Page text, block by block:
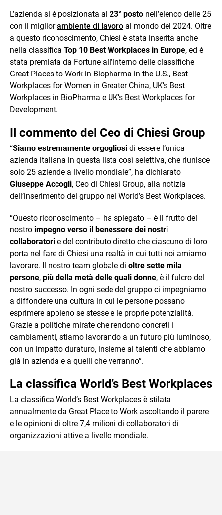
L’azienda si è posizionata al 23° posto nell’elenco delle 25
con il migliorambiente di lavoro al mondo del 2024. Oltre
a questo riconoscimento, Chiesi è stata inserita anche
nella classifica Top 10 Best Workplaces in Europe, ed è
stata premiata da Fortune all’interno delle classifiche
Great Places to Work in Biopharma in the U.S., Best
Workplaces for Women in Greater China, UK’s Best
Workplaces in BioPharma e UK’s Best Workplaces for
Development.
Il commento del Ceo di Chiesi Group
“Siamo estremamente orgogliosi di essere l’unica
azienda italiana in questa lista così selettiva, che riunisce
solo 25 aziende a livello mondiale”, ha dichiarato
Giuseppe Accogli, Ceo di Chiesi Group, alla notizia
dell’inserimento del gruppo nel World’s Best Workplaces.
“Questo riconoscimento – ha spiegato – è il frutto del
nostro impegno verso il benessere dei nostri
collaboratori e del contributo diretto che ciascuno di loro
porta nel fare di Chiesi una realtà in cui tutti noi amiamo
lavorare. Il nostro team globale di oltre sette mila
persone, più della metà delle quali donne, è il fulcro del
nostro successo. In ogni sede del gruppo ci impegniamo
a diffondere una cultura in cui le persone possano
esprimere appieno se stesse e le proprie potenzialità.
Grazie a politiche mirate che rendono concreti i
cambiamenti, stiamo lavorando a un futuro più luminoso,
con un impatto duraturo, insieme ai talenti che abbiamo
già in azienda e a quelli che verranno”.
La classifica World’s Best Workplaces
La classifica World’s Best Workplaces è stilata
annualmente da Great Place to Work ascoltando il parere
e le opinioni di oltre 7,4 milioni di collaboratori di
organizzazioni attive a livello mondiale.